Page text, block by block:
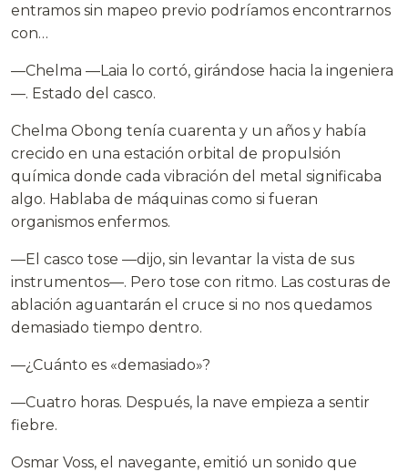
entramos sin mapeo previo podríamos encontrarnos
con…
—Chelma —Laia lo cortó, girándose hacia la ingeniera
—. Estado del casco.
Chelma Obong tenía cuarenta y un años y había
crecido en una estación orbital de propulsión
química donde cada vibración del metal significaba
algo. Hablaba de máquinas como si fueran
organismos enfermos.
—El casco tose —dijo, sin levantar la vista de sus
instrumentos—. Pero tose con ritmo. Las costuras de
ablación aguantarán el cruce si no nos quedamos
demasiado tiempo dentro.
—¿Cuánto es «demasiado»?
—Cuatro horas. Después, la nave empieza a sentir
fiebre.
Osmar Voss, el navegante, emitió un sonido que